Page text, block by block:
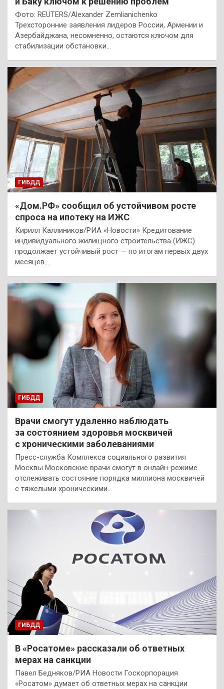
Фото: REUTERS/Alexander Zemlianichenko
Трехсторонние заявления лидеров России, Армении и
Азербайджана, несомненно, остаются ключом для
стабилизации обстановки…
ГИБДД
«Дом.РФ» сообщил об устойчивом росте
спроса на ипотеку на ИЖС
Кирилл Каллиников/РИА «Новости» Кредитование
индивидуального жилищного строительства (ИЖС)
продолжает устойчивый рост — по итогам первых двух
месяцев…
ГИБДД
Врачи смогут удаленно наблюдать
за состоянием здоровья москвичей
с хроническими заболеваниями
Пресс-служба Комплекса социального развития
Москвы Московские врачи смогут в онлайн-режиме
отслеживать состояние порядка миллиона москвичей
с тяжелыми хроническими…
ГИБДД
В «Росатоме» рассказали об ответных
мерах на санкции
Павел Бедняков/РИА Новости Госкорпорация
«Росатом» думает об ответных мерах на санкции